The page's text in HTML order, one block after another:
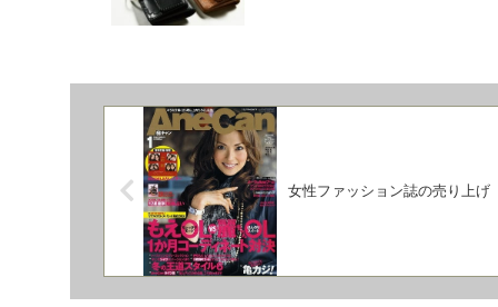
女性ファッション誌の売り上げ